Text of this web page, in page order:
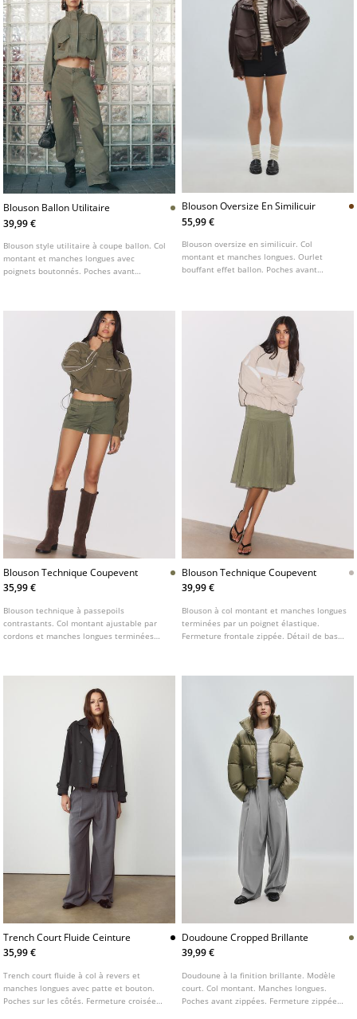
Blouson Ballon Utilitaire
39,99 €
Blouson style utilitaire à coupe ballon. Col
montant et manches longues avec
poignets boutonnés. Poches avant
pattes aux épaules et bas élastique.
Blouson Oversize En Similicuir
55,99 €
Blouson oversize en similicuir. Col
montant et manches longues. Ourlet
bouffant effet ballon. Poches avant
Blouson Technique Coupevent
35,99 €
Blouson technique à passepoils
contrastants. Col montant ajustable par
cordons et manches longues terminées
boutonnage. Poches avant. Disponible en
Blouson Technique Coupevent
39,99 €
Blouson à col montant et manches longues
terminées par un poignet élastique.
Fermeture frontale zippée. Détail de bas
Trench Court Fluide Ceinture
35,99 €
Trench court fluide à col à revers et
manches longues avec patte et bouton.
Poches sur les côtés. Fermeture croisée
Doudoune Cropped Brillante
39,99 €
Doudoune à la finition brillante. Modèle
court. Col montant. Manches longues.
Poches avant zippées. Fermeture zippée